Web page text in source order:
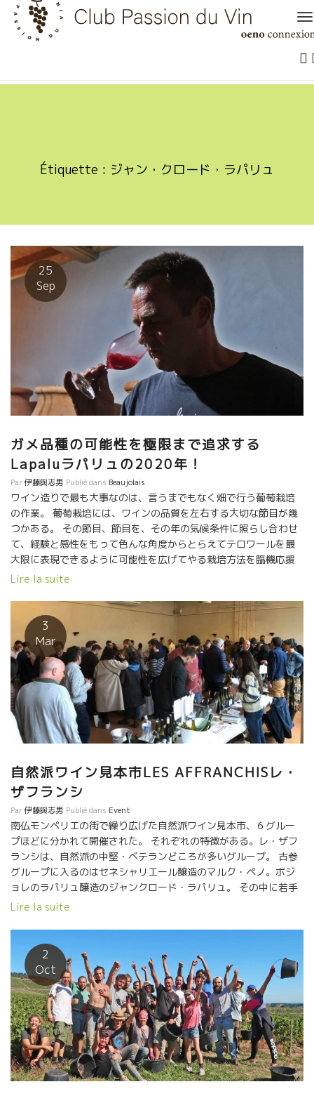
Skip
content
Étiquette : ジャン・クロード・ラパリュ
25
Sep
ガメ品種の可能性を極限まで追求する
Lapaluラパリュの2020年！
Par伊藤與志男 Publié dans Beaujolais
ワイン造りで最も大事なのは、言うまでもなく畑で行う葡萄栽培
の作業。 葡萄栽培には、ワインの品質を左右する大切な節目が幾
つかある。 その節目、節目を、その年の気候条件に照らし合わせ
て、経験と感性をもって色んな角度からとらえてテロワールを最
大限に表現できるように可能性を広げてやる栽培方法を臨機応援
にやり繰りすることが大切。 これがジャンクロード・ラパリュが
その子が人生を思うように表現ができるような可能性を残す教育
してやることに似ている。 ジャンクロード・ラパリュは云う、
『ワインが完成した時に、そのワインのスタイルや、酸のあり
方、タンニンの質などすべてを栽培まで遡って説明できる精確な
栽培。例えば、あの時の雨が、あの時の作業の遅れが、あの時の
作業のドンピシャリのタイミングが、この味覚に影響を与えてい
るんだ。と明確に指摘できることが大切。』 その点、今年はコロ
ナのお蔭で、訪問者が少なく、訪問者の対応で作業が遅れるとい
うことがなくほぼ完璧にできた年だ。 それにしても、2020年は、
またしても超特殊なミレジムとなった。 5，6月の開花時の天候不
葡萄が育った年。 7，8月の40度を超す猛暑と乾燥の年。特に西日
の当たる箇所は、日射と乾燥で葡萄果実内の水分が蒸発して葡萄
がシワシワになって糖度も濃縮して、酸も同時に濃縮している葡
萄が見られた。 しかし、全体的に見れば、健全な葡萄が収穫され
たと云ってよい。最も危険な腐った葡萄は皆無だった。 特に、
Lapalu醸造の古木のあるオー・フォルトの畑では果実の濃縮度が
高かった。 2020年のオー・フォルトは名前どうりフォルト（力強
い）スタイルになるだろ。でも酸も濃縮しているのでキリットし
継がれるミレジムとなるでしょう。 超期待のミレジムです。 ★さ
て、2020年ミレジムのヌーヴォーはどんな感じ？？ ヌーヴォー
は、ヌーヴォーらしく仕上げる為に早く収穫したり、標高が高い
ところの区画で糖度が比較的低くく収穫した葡萄を使用するな
ど、ジャンクロードがいろいろ工夫をしてます。 まだ、アルコー
ル発酵がすべて終わっていない状況なので最終的にどの程度の度
数になるかわかりません。 ジャンクロード曰く 『比較的、力強い
スタイルになりそうだけど12.5度前後の果実味タップリで、フレ
ッシュな酸もキリットありの内容の詰まったワインになりそうで
す。』 『今までになかった、力強さとフレッシュさが同居する素
晴らしい特別なヌーヴォーになるでしょう！ コロナで、やや停滞
した気分を、この2020年ヌーヴォーで解禁と同時にすべてを一新
Lire la suite
3
Mar
自然派ワイン見本市LES AFFRANCHISレ・
ザフランシ
Par伊藤與志男 Publié dans Event
南仏モンペリエの街で繰り広げた自然派ワイン見本市、６グルー
プほどに分かれて開催された。 それぞれの特徴がある。レ・ザフ
ランシは、自然派の中堅・ベテランどころが多いグループ。 古参
グループに入るのはセネシャリエール醸造のマルク・ペノ。ボジ
ョレのラパリュ醸造のジャンクロード・ラパリュ。 その中に若手
の醸造家がチラホラ混ざっているという感じ。雰囲気はファミリ
ら、２０１９年は、例外的にオヴェルニュ地方を除けば、どこも
比較的に収穫量と品質が結構安定した年だった。 ★Domaine de
la senechaliereドメーヌ・ド・ラ・セネシャリエール醸造の
Marc PESNOTマルク・ペノさん。 ムスカデ地区で世界一美味しい
白ワインを目指すマルク・ペノさん。トビッキリ美味しいムロ
ン・ド・ブルゴーニュ！ ムスカデ地区でもシスト、グネス、石英
石、多く混じった砂状の特殊なテロワール。どこまでもソフトな
ムロン・ド・ブルゴーニュを醸す。低温時に働く自生酵母を最大
限に活かした造り。１３時間目の絞りジュースを集めた１３エム
も凄い！ ★Jean-Claude LAPALUジャンクロード・ラパリュさ
Lire la suite
2
Oct